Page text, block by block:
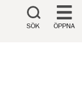
SÖK ÖPPNA